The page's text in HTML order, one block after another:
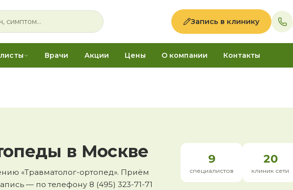
Запись в клинику
Врачи Акции Цены О компании Контакты
в Москве
«Травматолог-ортопед». Приём
— по телефону 8 (495) 323-71-71
9
специалистов
20
клиник сети